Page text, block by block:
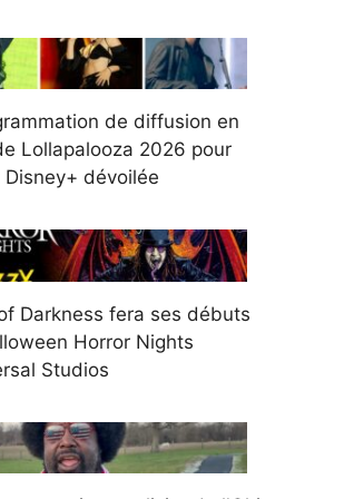
de diffusion en
Lollapalooza 2026 pour
Disney+ dévoilée
Darkness fera ses débuts
Horror Nights
Studios